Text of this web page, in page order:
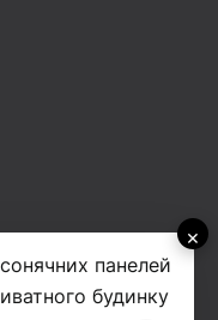
×